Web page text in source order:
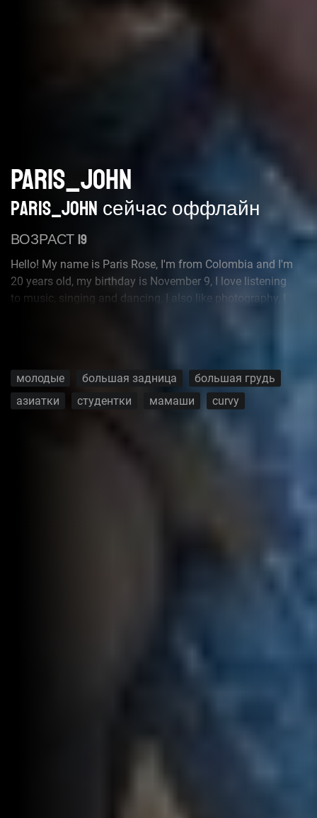
PARIS_JOHN
Paris_john сейчас оффлайн
ВОЗРАСТ 19
Hello! My name is Paris Rose, I'm from Colombia and I'm
20 years old, my birthday is November 9, I love listening
to music, singing and dancing, I also like photography, I
молодые большая задница
большая грудь
азиатки
студентки мамаши curvy